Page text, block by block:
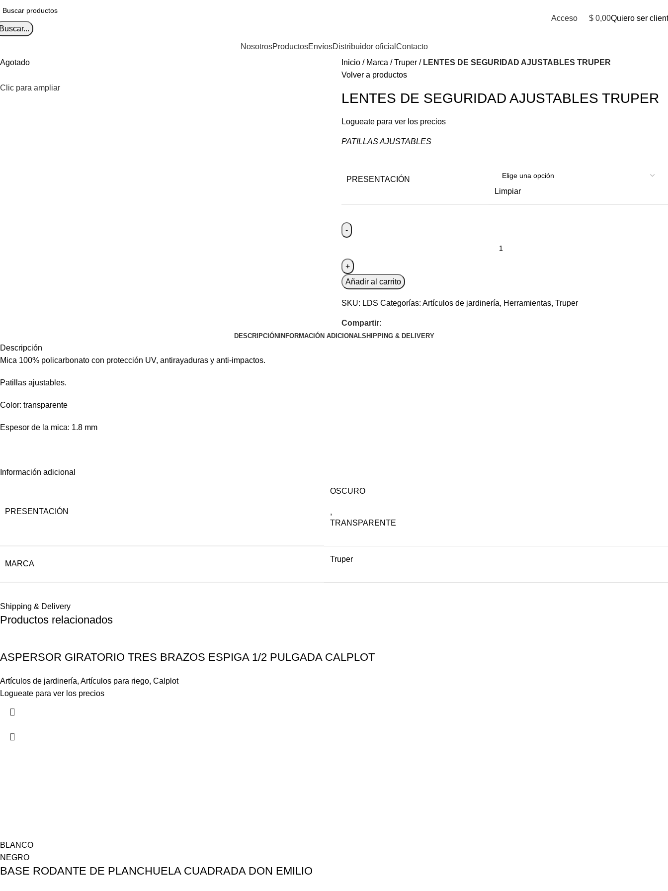
Acceso $ 0,00Quiero ser
NosotrosProductosEnvíosDistribuidor oficial Contacto
Agotado
Clic para ampliar
Inicio Marca Truper
LENTES DE SEGURIDAD AJUSTABLES TRUPER
Volver a productos
LENTES DE SEGURIDAD AJUSTABLES TRUPER
Logueate para ver los precios
PATILLAS AJUSTABLES
PRESENTACIÓN
Limpiar
Añadir al carrito
SKU: LDS Categorías: Artículos de jardinería, Herramientas, Truper
Compartir:
DESCRIPCIÓN INFORMACIÓN ADICIONALSHIPPING & DELIVERY
Descripción
Mica 100% policarbonato con protección UV, antirayaduras y anti-impactos.
Patillas ajustables.
Color: transparente
Espesor de la mica: 1.8 mm
Información adicional
PRESENTACIÓN
OSCURO
,
TRANSPARENTE
MARCA
Truper
Shipping & Delivery
Productos relacionados
ASPERSOR GIRATORIO TRES BRAZOS ESPIGA 1/2 PULGADA CALPLOT
Artículos de jardinería, Artículos para riego, Calplot
Logueate para ver los precios
BLANCO
NEGRO
BASE RODANTE DE PLANCHUELA CUADRADA DON EMILIO